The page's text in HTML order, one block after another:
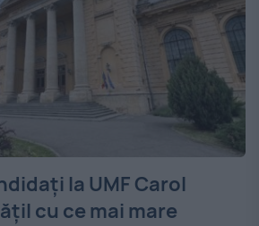
la UMF Carol
cu ce mai mare